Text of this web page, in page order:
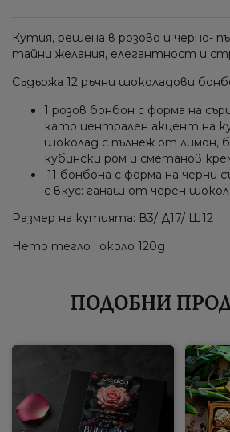
Кутия, решена в розово и черно-
тайни желания, елегантност и
Съдържа 12 ръчни шоколадови
1 розов бонбон с форма на
като централен акцент на
шоколад с пълнеж от лимон,
кубински ром и сметанов
11 бонбона с форма на черни
с вкус: ганаш от черен
Размер на кутията: В3/ Д17/ Ш12
Нето тегло : около 120g
ПОДОБНИ